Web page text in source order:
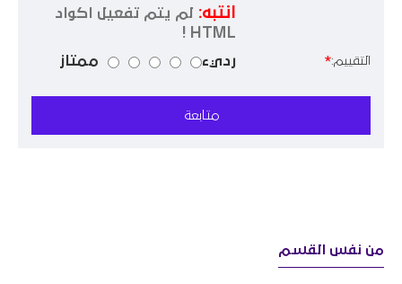
انتبه:
لم يتم تفعيل اكواد
HTML !
التقييم: رديء ممتاز
متابعة
من نفس القسم